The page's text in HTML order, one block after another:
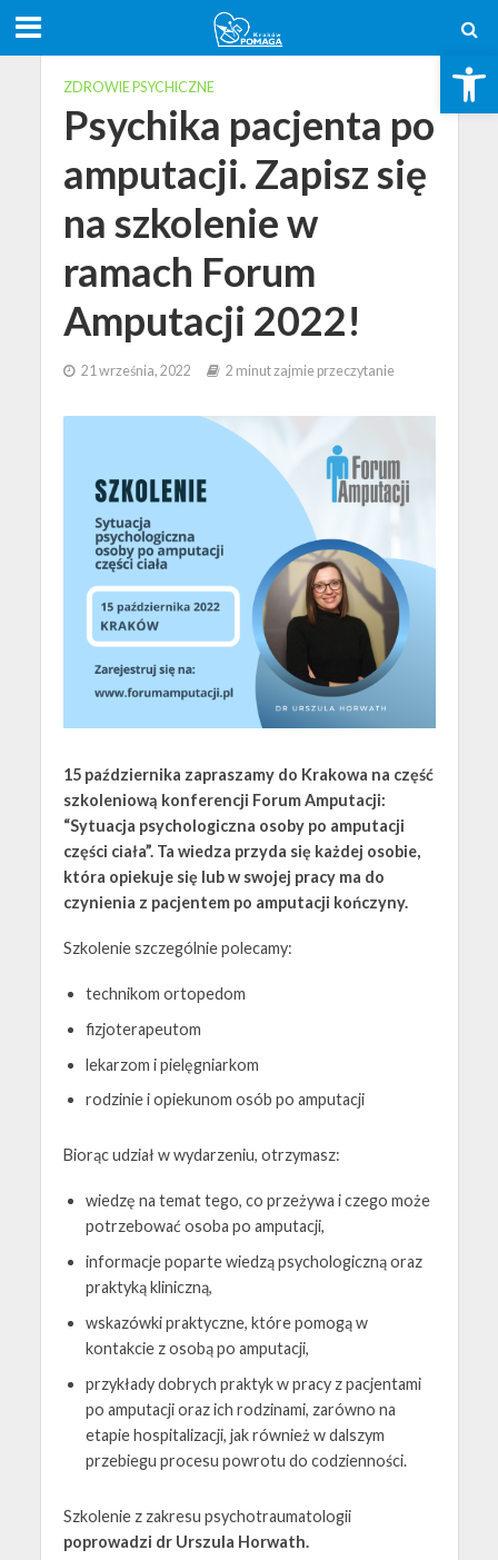
Open toolbar
ZDROWIE PSYCHICZNE
Psychika pacjenta po
amputacji. Zapisz się
na szkolenie w
ramach Forum
Amputacji 2022!
21 września, 2022 2 minut zajmie przeczytanie
15 października zapraszamy do Krakowa na część
szkoleniową konferencji Forum Amputacji:
“Sytuacja psychologiczna osoby po amputacji
części ciała”. Ta wiedza przyda się każdej osobie,
która opiekuje się lub w swojej pracy ma do
czynienia z pacjentem po amputacji kończyny.
Szkolenie szczególnie polecamy:
technikom ortopedom
fizjoterapeutom
lekarzom i pielęgniarkom
rodzinie i opiekunom osób po amputacji
Biorąc udział w wydarzeniu, otrzymasz:
wiedzę na temat tego, co przeżywa i czego może
potrzebować osoba po amputacji,
informacje poparte wiedzą psychologiczną oraz
praktyką kliniczną,
wskazówki praktyczne, które pomogą w
kontakcie z osobą po amputacji,
przykłady dobrych praktyk w pracy z pacjentami
po amputacji oraz ich rodzinami, zarówno na
etapie hospitalizacji, jak również w dalszym
przebiegu procesu powrotu do codzienności.
Szkolenie z zakresu psychotraumatologii
poprowadzi dr Urszula Horwath.